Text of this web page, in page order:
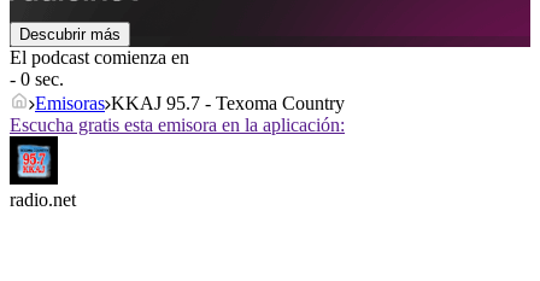
Descubrir más
El podcast comienza en
- 0 sec.
Emisoras KKAJ 95.7 - Texoma Country
Escucha gratis esta emisora en la aplicación:
radio.net